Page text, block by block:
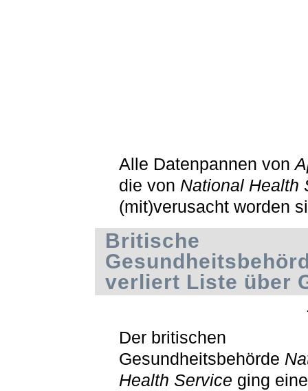
Alle Datenpannen von
die von National Health
(mit)verusacht worden
Britische
verliert Liste über
Der britischen
Gesundheitsbehörde
Health Service ging